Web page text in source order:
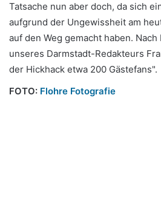
Tatsache nun aber doch, da sich
aufgrund der Ungewissheit am
auf den Weg gemacht haben.
unseres Darmstadt-Redakteurs
der Hickhack etwa 200 Gästefans".
FOTO: Flohre Fotografie